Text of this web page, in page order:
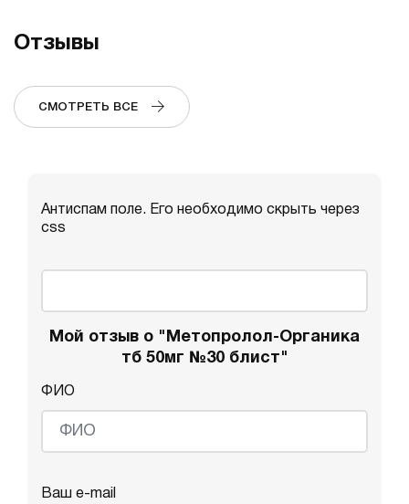
Отзывы
СМОТРЕТЬ ВСЕ
Антиспам поле. Его необходимо скрыть через
css
Мой отзыв о "Метопролол-Органика
тб 50мг №30 блист"
ФИО
Ваш e-mail